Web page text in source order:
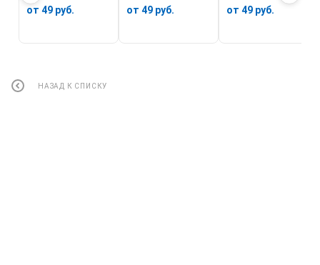
от 49 руб. от 49 руб. от 49 руб.
НАЗАД К СПИСКУ